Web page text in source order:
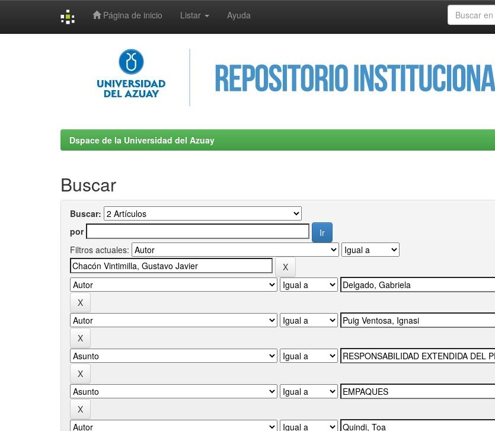
Página de inicio Listar Ayuda
Dspace de la Universidad del Azuay
Buscar
Buscar:
por
Filtros actuales: